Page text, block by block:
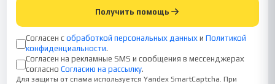
Получить помощь
Согласен с обработкой персональных данных и Политикой
конфиденциальности.
Согласен на рекламные SMS и сообщения в мессенджерах
согласно Согласию на рассылку.
Для защиты от спама используется Yandex SmartCaptcha. При